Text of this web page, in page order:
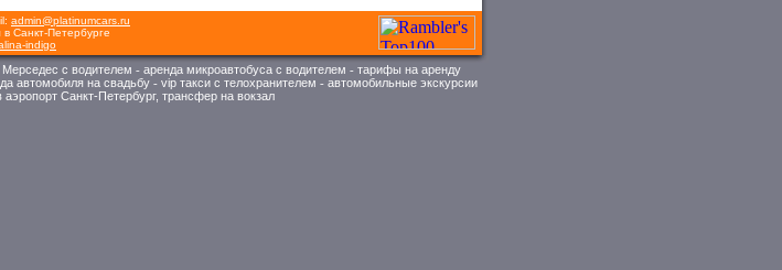
admin@platinumcars.ru
Санкт-Петербурге
indigo
с водителем - аренда микроавтобуса с водителем - тарифы на аренду
автомобиля на свадьбу - vip такси с телохранителем - автомобильные экскурсии
Санкт-Петербург, трансфер на вокзал